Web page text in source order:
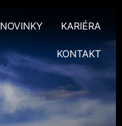
NOVINKY KARIÉRA
KONTAKT